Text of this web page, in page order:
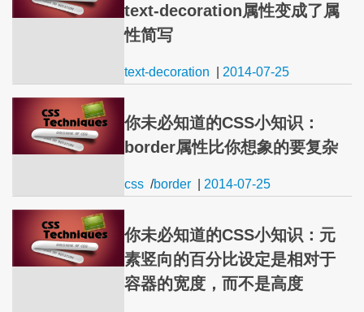
text-decoration属性变成了属
性简写
text-decoration 2014-07-25
你未必知道的CSS小知识：
border属性比你想象的要复杂
css /border 2014-07-25
你未必知道的CSS小知识：元
素竖向的百分比设定是相对于
容器的宽度，而不是高度